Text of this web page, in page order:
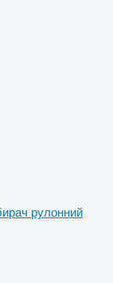
рулонний